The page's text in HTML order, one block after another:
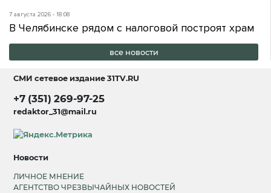
7 августа 2026 - 18:08
В Челябинске рядом с налоговой построят храм
все новости
СМИ сетевое издание31TV.RU
+7 (351) 269-97-25
redaktor_31@mail.ru
Новости
ЛИЧНОЕ МНЕНИЕ
АГЕНТСТВО ЧРЕЗВЫЧАЙНЫХ НОВОСТЕЙ